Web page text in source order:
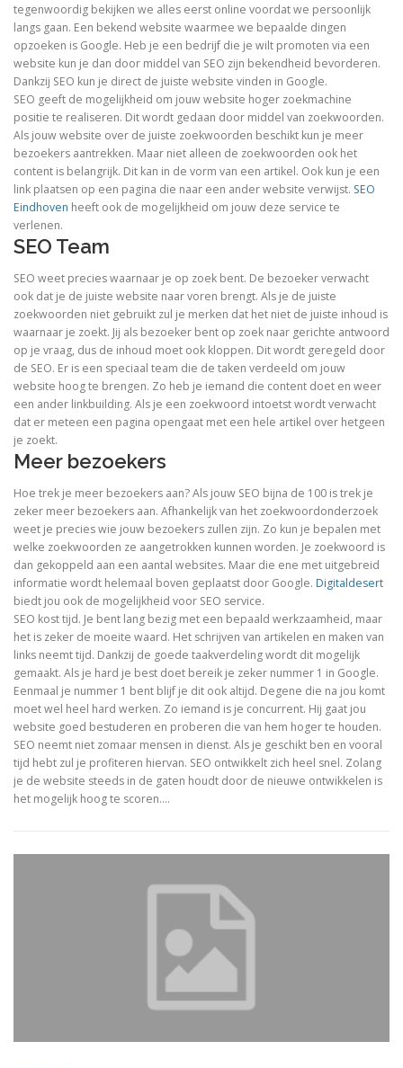
tegenwoordig bekijken we alles eerst online voordat we persoonlijk
langs gaan. Een bekend website waarmee we bepaalde dingen
opzoeken is Google. Heb je een bedrijf die je wilt promoten via een
website kun je dan door middel van SEO zijn bekendheid bevorderen.
Dankzij SEO kun je direct de juiste website vinden in Google.
SEO geeft de mogelijkheid om jouw website hoger zoekmachine
positie te realiseren. Dit wordt gedaan door middel van zoekwoorden.
Als jouw website over de juiste zoekwoorden beschikt kun je meer
bezoekers aantrekken. Maar niet alleen de zoekwoorden ook het
content is belangrijk. Dit kan in de vorm van een artikel. Ook kun je een
link plaatsen op een pagina die naar een ander website verwijst. SEO
Eindhoven heeft ook de mogelijkheid om jouw deze service te
verlenen.
SEO Team
SEO weet precies waarnaar je op zoek bent. De bezoeker verwacht
ook dat je de juiste website naar voren brengt. Als je de juiste
zoekwoorden niet gebruikt zul je merken dat het niet de juiste inhoud is
waarnaar je zoekt. Jij als bezoeker bent op zoek naar gerichte antwoord
op je vraag, dus de inhoud moet ook kloppen. Dit wordt geregeld door
de SEO. Er is een speciaal team die de taken verdeeld om jouw
website hoog te brengen. Zo heb je iemand die content doet en weer
een ander linkbuilding. Als je een zoekwoord intoetst wordt verwacht
dat er meteen een pagina opengaat met een hele artikel over hetgeen
je zoekt.
Meer bezoekers
Hoe trek je meer bezoekers aan? Als jouw SEO bijna de 100 is trek je
zeker meer bezoekers aan. Afhankelijk van het zoekwoordonderzoek
weet je precies wie jouw bezoekers zullen zijn. Zo kun je bepalen met
welke zoekwoorden ze aangetrokken kunnen worden. Je zoekwoord is
dan gekoppeld aan een aantal websites. Maar die ene met uitgebreid
informatie wordt helemaal boven geplaatst door Google. Digitaldesert
biedt jou ook de mogelijkheid voor SEO service.
SEO kost tijd. Je bent lang bezig met een bepaald werkzaamheid, maar
het is zeker de moeite waard. Het schrijven van artikelen en maken van
links neemt tijd. Dankzij de goede taakverdeling wordt dit mogelijk
gemaakt. Als je hard je best doet bereik je zeker nummer 1 in Google.
Eenmaal je nummer 1 bent blijf je dit ook altijd. Degene die na jou komt
moet wel heel hard werken. Zo iemand is je concurrent. Hij gaat jou
website goed bestuderen en proberen die van hem hoger te houden.
SEO neemt niet zomaar mensen in dienst. Als je geschikt ben en vooral
tijd hebt zul je profiteren hiervan. SEO ontwikkelt zich heel snel. Zolang
je de website steeds in de gaten houdt door de nieuwe ontwikkelen is
het mogelijk hoog te scoren.…